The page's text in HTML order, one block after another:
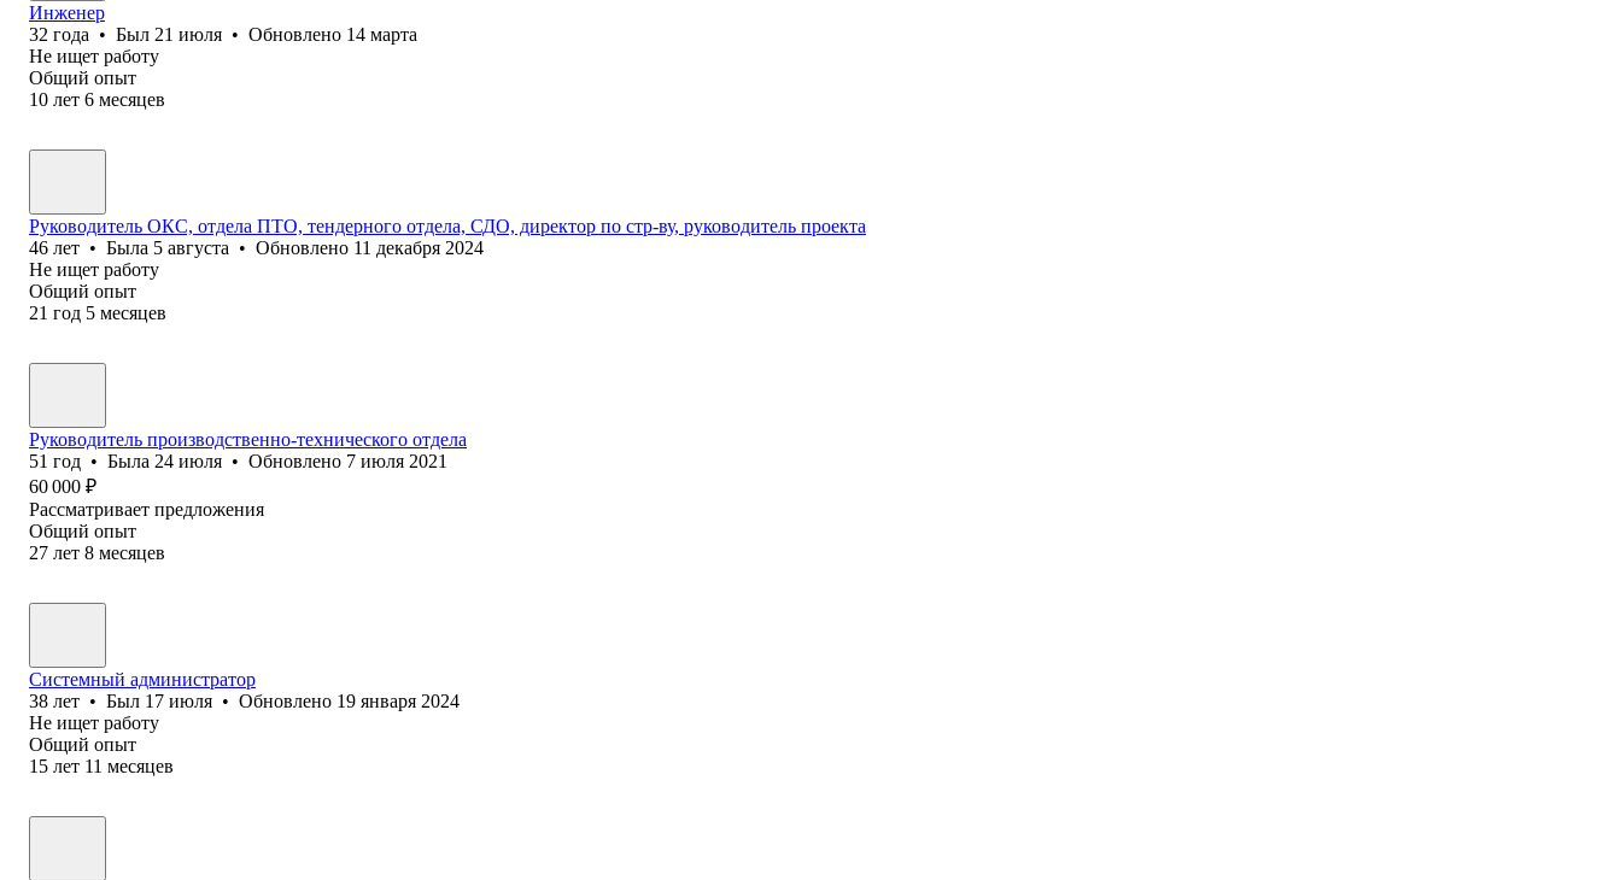
Инженер
32 года • Был 21 июля • Обновлено 14 марта
Не ищет работу
Общий опыт
10 лет 6 месяцев
Руководитель ОКС, отдела ПТО, тендерного отдела, СДО, директор по стр-ву, руководитель проекта
46 лет • Была 5 августа • Обновлено 11 декабря 2024
Не ищет работу
Общий опыт
21 год 5 месяцев
Руководитель производственно-технического отдела
51 год • Была 24 июля • Обновлено 7 июля 2021
60 000 ₽
Рассматривает предложения
Общий опыт
27 лет 8 месяцев
Системный администратор
38 лет • Был 17 июля • Обновлено 19 января 2024
Не ищет работу
Общий опыт
15 лет 11 месяцев